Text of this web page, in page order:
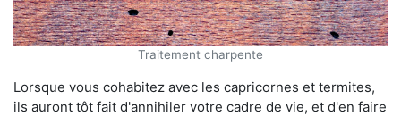
Traitement charpente
Lorsque vous cohabitez avec les capricornes et termites,
ils auront tôt fait d'annihiler votre cadre de vie, et d'en faire